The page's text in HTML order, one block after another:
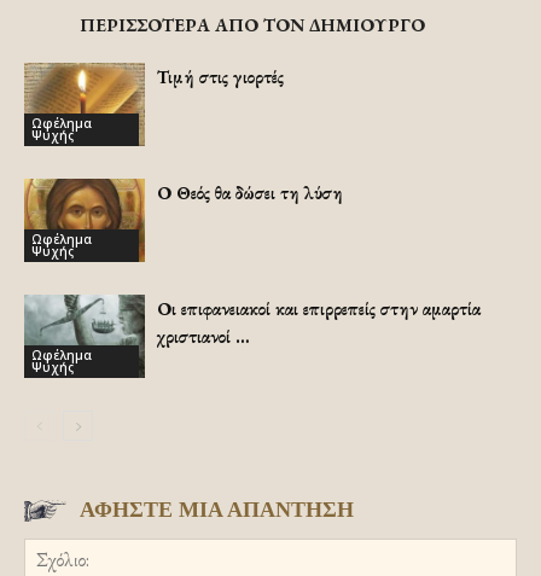
ΠΕΡΙΣΣΟΤΕΡΑ ΑΠΟ ΤΟΝ ΔΗΜΙΟΥΡΓΟ
Ωφέλημα
Ψυχής
Τιμή στις γιορτές
Ωφέλημα
Ψυχής
Ο Θεός θα δώσει τη λύση
Ωφέλημα
Ψυχής
Οι επιφανειακοί και επιρρεπείς στην αμαρτία
χριστιανοί …
ΑΦΗΣΤΕ ΜΙΑ ΑΠΑΝΤΗΣΗ